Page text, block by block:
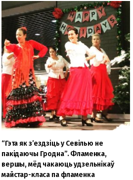
“Гэта як з’ездзіць у Севілью не
пакідаючы Гродна”. Фламенка,
вершы, мёд чакаюць удзельнікаў
майстар-класа па фламенка